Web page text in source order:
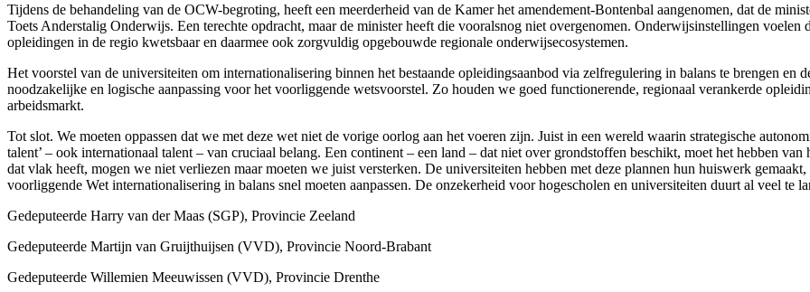
Tijdens de behandeling van de OCW-begroting, heeft een meerderheid van de Kamer het amendement-Bontenbal aangenomen, dat de
Toets Anderstalig Onderwijs. Een terechte opdracht, maar de minister heeft die vooralsnog niet overgenomen. Onderwijsinstellingen
opleidingen in de regio kwetsbaar en daarmee ook zorgvuldig opgebouwde regionale onderwijsecosystemen.
Het voorstel van de universiteiten om internationalisering binnen het bestaande opleidingsaanbod via zelfregulering in balans te brengen en
noodzakelijke en logische aanpassing voor het voorliggende wetsvoorstel. Zo houden we goed functionerende, regionaal verankerde
arbeidsmarkt.
Tot slot. We moeten oppassen dat we met deze wet niet de vorige oorlog aan het voeren zijn. Juist in een wereld waarin strategische
talent’ – ook internationaal talent – van cruciaal belang. Een continent – een land – dat niet over grondstoffen beschikt, moet het hebben
dat vlak heeft, mogen we niet verliezen maar moeten we juist versterken. De universiteiten hebben met deze plannen hun huiswerk
voorliggende Wet internationalisering in balans snel moeten aanpassen. De onzekerheid voor hogescholen en universiteiten duurt al veel te
Gedeputeerde Harry van der Maas (SGP), Provincie Zeeland
Gedeputeerde Martijn van Gruijthuijsen (VVD), Provincie Noord-Brabant
Gedeputeerde Willemien Meeuwissen (VVD), Provincie Drenthe